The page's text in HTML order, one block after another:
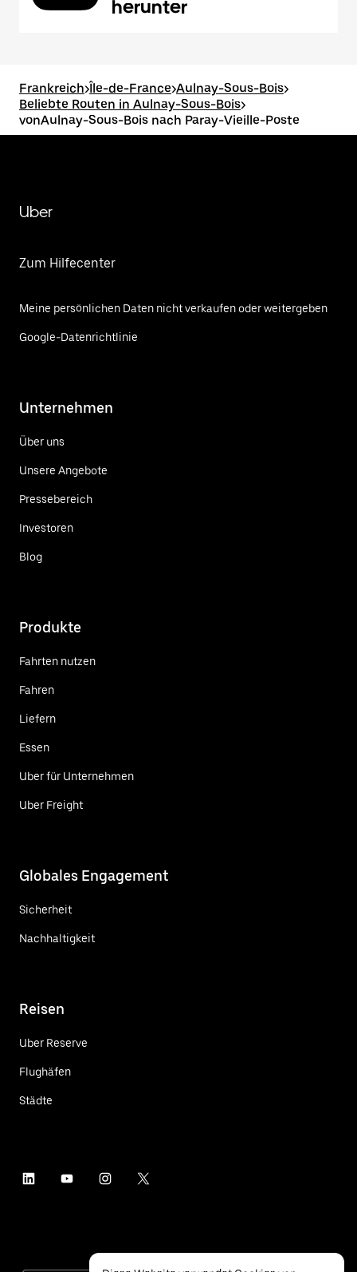
herunter
Frankreich>Île-de-France>Aulnay-Sous-Bois>
Beliebte Routen in Aulnay-Sous-Bois>
vonAulnay-Sous-Bois nach Paray-Vieille-Poste
Uber
Zum Hilfecenter
Meine persönlichen Daten nicht verkaufen oder weitergeben
Google-Datenrichtlinie
Unternehmen
Über uns
Unsere Angebote
Pressebereich
Investoren
Blog
Produkte
Fahrten nutzen
Fahren
Liefern
Essen
Uber für Unternehmen
Uber Freight
Globales Engagement
Sicherheit
Nachhaltigkeit
Reisen
Uber Reserve
Flughäfen
Städte